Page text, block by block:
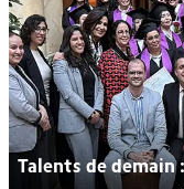
Talents de demain